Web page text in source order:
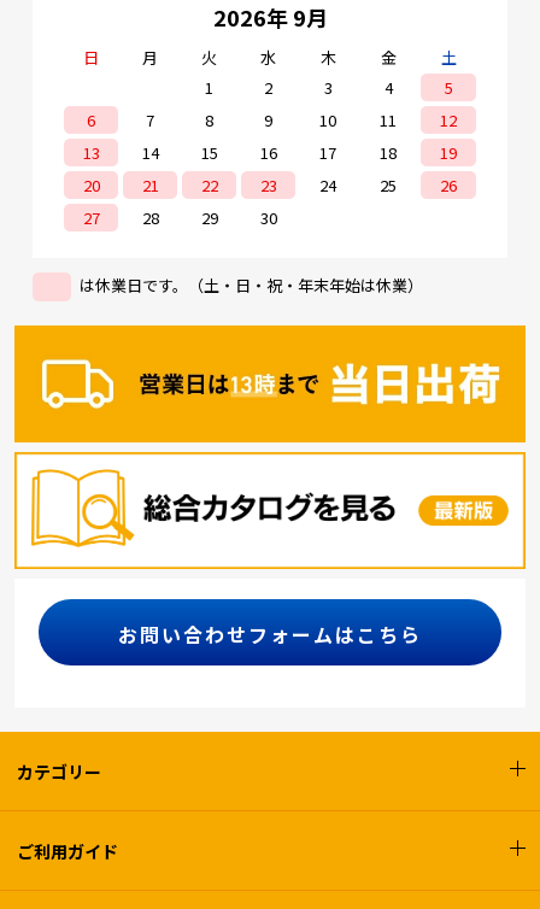
2026年 9月
日 月 火 水 木 金
土
1
2 3 4
5
6
7 8 9 10 11
12
13
14 15 16 17 18
19
20
21 22 23 24 25
26
27
28 29 30
は休業日です。（土・日・祝・年末年始は休業）
お問い合わせフォームはこちら
カテゴリー
ご利用ガイド